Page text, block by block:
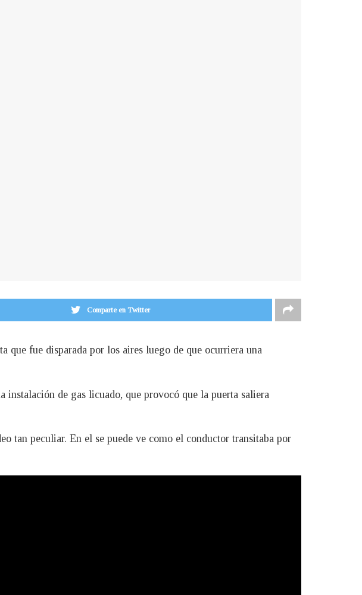
Comparte en Twitter
que fue disparada por los aires luego de que ocurriera una
de gas licuado, que provocó que la puerta saliera
tan peculiar. En el se puede ve como el conductor transitaba por